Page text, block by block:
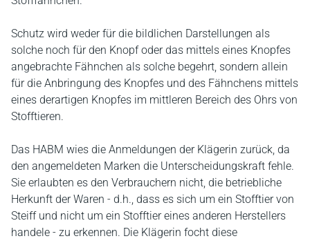
Schutz wird weder für die bildlichen Darstellungen als
solche noch für den Knopf oder das mittels eines Knopfes
angebrachte Fähnchen als solche begehrt, sondern allein
für die Anbringung des Knopfes und des Fähnchens mittels
eines derartigen Knopfes im mittleren Bereich des Ohrs von
Stofftieren.
Das HABM wies die Anmeldungen der Klägerin zurück, da
den angemeldeten Marken die Unterscheidungskraft fehle.
Sie erlaubten es den Verbrauchern nicht, die betriebliche
Herkunft der Waren - d.h., dass es sich um ein Stofftier von
Steiff und nicht um ein Stofftier eines anderen Herstellers
handele - zu erkennen. Die Klägerin focht diese